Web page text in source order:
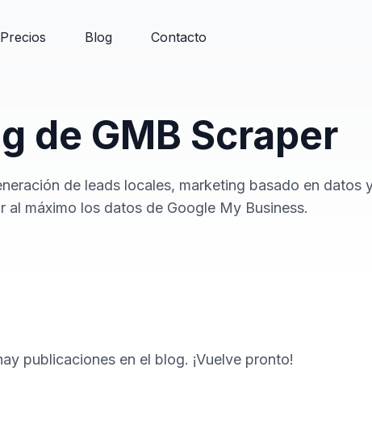
Precios Blog Contacto
de GMB Scraper
de leads locales, marketing basado en datos
al máximo los datos de Google My Business.
publicaciones en el blog. ¡Vuelve pronto!